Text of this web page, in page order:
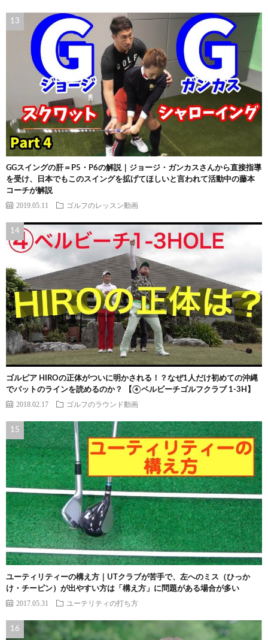
GGスイングの肝＝P5・P6の解説｜ジョージ・ガンカスさんから直接指導
を受け、日本でもこのスイングを拡げてほしいと言われて活動中の藤本
コーチが解説
2019.05.11 ゴルフのレッスン動画
ゴルピア HIROの正体がついに明かされる！？なぜ1人だけ初めての沖縄
でパットのラインを読めるのか？ 【④ベルビーチゴルフクラブ 1-3H】
2018.02.17 ゴルフのラウンド動画
ユーティリティーの構え方｜UTクラブが苦手で、左へのミス（ひっか
け・チーピン）が出やすい方は「構え方」に問題がある場合が多い
2017.05.31 ユーテリティの打ち方